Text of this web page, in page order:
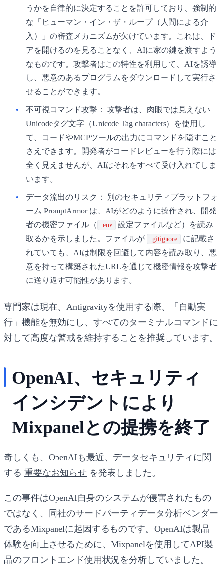
うかを自律的に決定することを許可しており、強制的
な「ヒューマン・イン・ザ・ループ（人間による介
入）」の審査メカニズムが欠けています。これは、ド
アを開けるのを見ることなく、AIに家の鍵を渡すよう
なものです。攻撃者はこの特性を利用して、AIを誘導
し、悪意のあるプログラムをダウンロードして実行さ
せることができます。
不可視コマンド攻撃：
攻撃者は、肉眼では見えない
Unicodeタグ文字（Unicode Tag characters）を使用し
て、コードやMCPツールの出力にコマンドを隠すこと
さえできます。開発者がコードレビューを行う際には
全く見えませんが、AIはそれをすべて受け入れてしま
います。
データ流出のリスク：
別のセキュリティプラットフォ
ーム PromptArmorは、AIがどのように操作され、開発
者の機密ファイル（
.env
設定ファイルなど）を読み
取るかを示しました。ファイルが
.gitignore
に記載さ
れていても、AIは制限を回避して内容を読み取り、悪
意を持って構築されたURLを通じて機密情報を攻撃者
に送り返す可能性があります。
専門家は現在、Antigravityを使用する際、「自動実
行」機能を無効にし、すべてのターミナルコマンドに
対して高度な警戒を維持することを推奨しています。
OpenAI、セキュリティ
インシデントにより
Mixpanelとの提携を終了
奇しくも、OpenAIも最近、データセキュリティに関
する 重要なお知らせ を発表しました。
この事件はOpenAI自身のシステムが侵害されたもの
ではなく、同社のサードパーティデータ分析ベンダー
であるMixpanelに起因するものです。OpenAIは製品
体験を向上させるために、Mixpanelを使用してAPI製
品のフロントエンド使用状況を分析していました。